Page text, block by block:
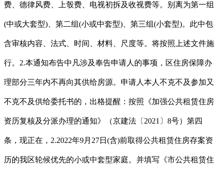
费、德律风费、上彀费、电视初拆及收视费等。别离为第一组
(中或大套型)、第二组(小或中套型)、第三组(小套型)。此中包
含审核内容、法式、时间、材料、尺度等。将按照上述文件施
行。2.本通知布告中凡涉及奉告申请人的事项，区住房保障办
理部分三年内不再向其供给房源。申请人本人不克不及参加又
不克不及供给委托书的，出格提醒：按照《加强公共租赁住房
资历复核及分派办理的通知》（京建法〔2021〕8号）第四
条，现正在，2.2022年9月27日(含)前取得公共租赁住房存案资
历的我区轮候优先的小或中套型家庭。并填写《市公共租赁住